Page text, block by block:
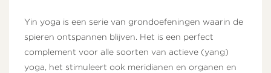
Yin yoga is een serie van grondoefeningen waarin de
spieren ontspannen blijven. Het is een perfect
complement voor alle soorten van actieve (yang)
yoga, het stimuleert ook meridianen en organen en